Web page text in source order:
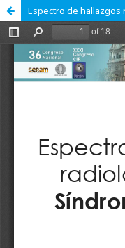
Espectro de hallazgos